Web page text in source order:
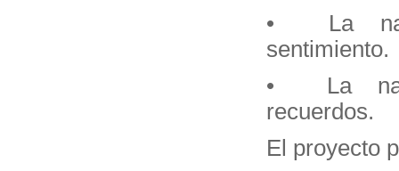
• La
sentimiento.
• La
recuerdos.
El proyecto